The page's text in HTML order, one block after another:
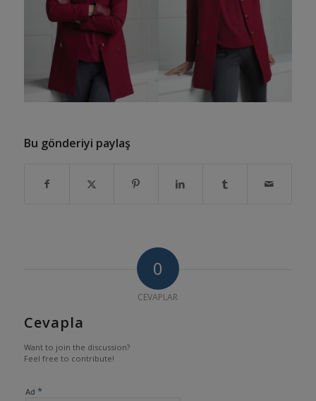
Bu gönderiyi paylaş
0
CEVAPLAR
Cevapla
Want to join the discussion?
Feel free to contribute!
Ad *